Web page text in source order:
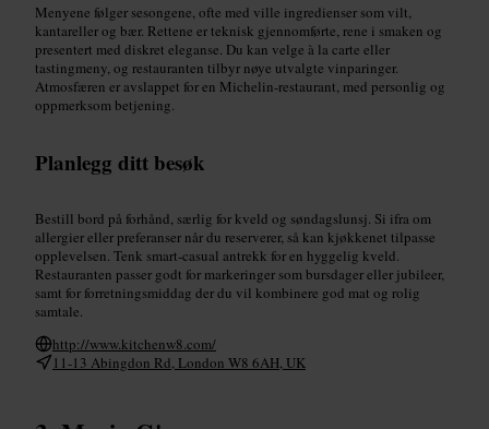
Menyene følger sesongene, ofte med ville ingredienser som vilt,
kantareller og bær. Rettene er teknisk gjennomførte, rene i smaken og
presentert med diskret eleganse. Du kan velge à la carte eller
tastingmeny, og restauranten tilbyr nøye utvalgte vinparinger.
Atmosfæren er avslappet for en Michelin-restaurant, med personlig og
oppmerksom betjening.
Planlegg ditt besøk
Bestill bord på forhånd, særlig for kveld og søndagslunsj. Si ifra om
allergier eller preferanser når du reserverer, så kan kjøkkenet tilpasse
opplevelsen. Tenk smart-casual antrekk for en hyggelig kveld.
Restauranten passer godt for markeringer som bursdager eller jubileer,
samt for forretningsmiddag der du vil kombinere god mat og rolig
samtale.
http://www.kitchenw8.com/
11-13 Abingdon Rd, London W8 6AH, UK